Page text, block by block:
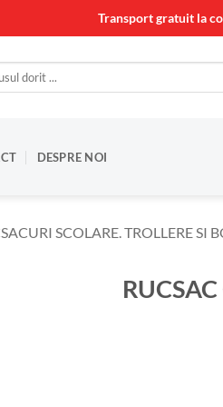
Transport gratuit la
DESPRE NOI
SCOLARE. TROLLERE SI